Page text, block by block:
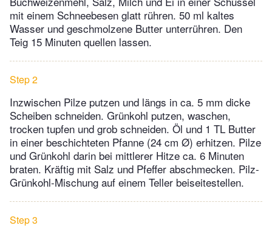
mit einem Schneebesen glatt rühren. 50 ml kaltes
Wasser und geschmolzene Butter unterrühren. Den
Teig 15 Minuten quellen lassen.
Step 2
Inzwischen Pilze putzen und längs in ca. 5 mm dicke
Scheiben schneiden. Grünkohl putzen, waschen,
trocken tupfen und grob schneiden. Öl und 1 TL Butter
in einer beschichteten Pfanne (24 cm Ø) erhitzen. Pilze
und Grünkohl darin bei mittlerer Hitze ca. 6 Minuten
braten. Kräftig mit Salz und Pfeffer abschmecken. Pilz-
Grünkohl-Mischung auf einem Teller beiseitestellen.
Step 3